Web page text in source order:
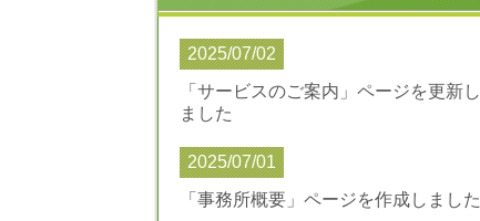
2025/07/02
「サービスのご案内」ページを更新し
ました
2025/07/01
「事務所概要」ページを作成しました